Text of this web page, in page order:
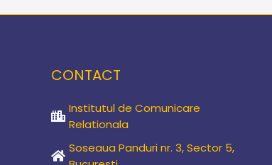
CONTACT
Institutul de Comunicare
Relationala
Soseaua Panduri nr. 3, Sector 5,